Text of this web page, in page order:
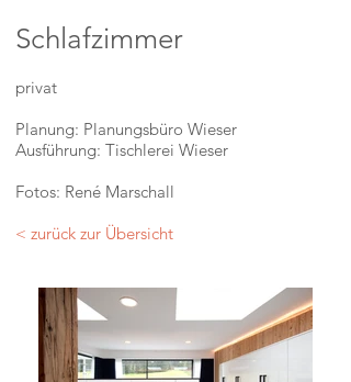
Schlafzimmer
privat
Planung: Planungsbüro Wieser
Ausführung: Tischlerei Wieser
Fotos: René Marschall
< zurück zur Übersicht